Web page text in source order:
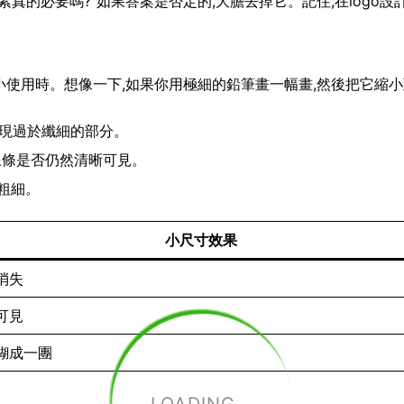
用時。想像一下,如果你用極細的鉛筆畫一幅畫,然後把它縮
於纖細的部分。
是否仍然清晰可見。
。
小尺寸效果
失
見
成一團